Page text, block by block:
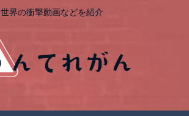
世界の衝撃動画などを紹介